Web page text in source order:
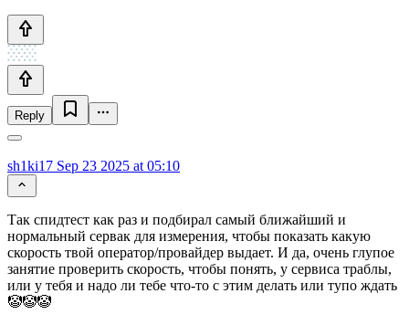
Reply
sh1ki17 Sep 23 2025 at 05:10
Так спидтест как раз и подбирал самый ближайший и
нормальный сервак для измерения, чтобы показать какую
скорость твой оператор/провайдер выдает. И да, очень глупое
занятие проверить скорость, чтобы понять, у сервиса траблы,
или у тебя и надо ли тебе что-то с этим делать или тупо ждать
🤡🤡🤡